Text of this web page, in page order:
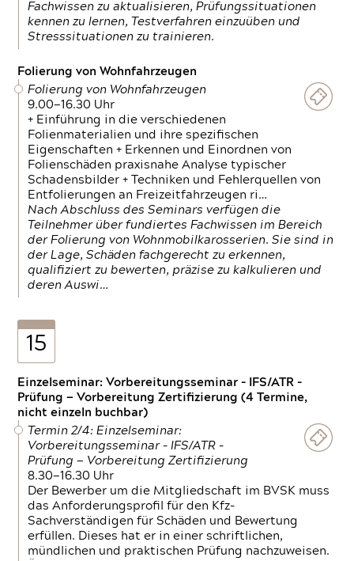
Fachwissen zu aktualisieren, Prüfungssituationen
kennen zu lernen, Testverfahren einzuüben und
Stresssituationen zu trainieren.
Folierung von Wohnfahrzeugen
Folierung von Wohnfahrzeugen
9.00—16.30 Uhr
+ Einführung in die verschiedenen
Folienmaterialien und ihre spezifischen
Eigenschaften + Erkennen und Einordnen von
Folienschäden praxisnahe Analyse typischer
Schadensbilder + Techniken und Fehlerquellen von
Entfolierungen an Freizeitfahrzeugen ri…
Nach Abschluss des Seminars verfügen die
Teilnehmer über fundiertes Fachwissen im Bereich
der Folierung von Wohnmobilkarosserien. Sie sind in
der Lage, Schäden fachgerecht zu erkennen,
qualifiziert zu bewerten, präzise zu kalkulieren und
deren Auswi…
15
Einzelseminar: Vorbereitungsseminar - IFS/ATR -
Prüfung — Vorbereitung Zertifizierung (4 Termine,
nicht einzeln buchbar)
Termin 2/4: Einzelseminar:
Vorbereitungsseminar - IFS/ATR -
Prüfung — Vorbereitung Zertifizierung
8.30—16.30 Uhr
Der Bewerber um die Mitgliedschaft im BVSK muss
das Anforderungsprofil für den Kfz-
Sachverständigen für Schäden und Bewertung
erfüllen. Dieses hat er in einer schriftlichen,
mündlichen und praktischen Prüfung nachzuweisen.